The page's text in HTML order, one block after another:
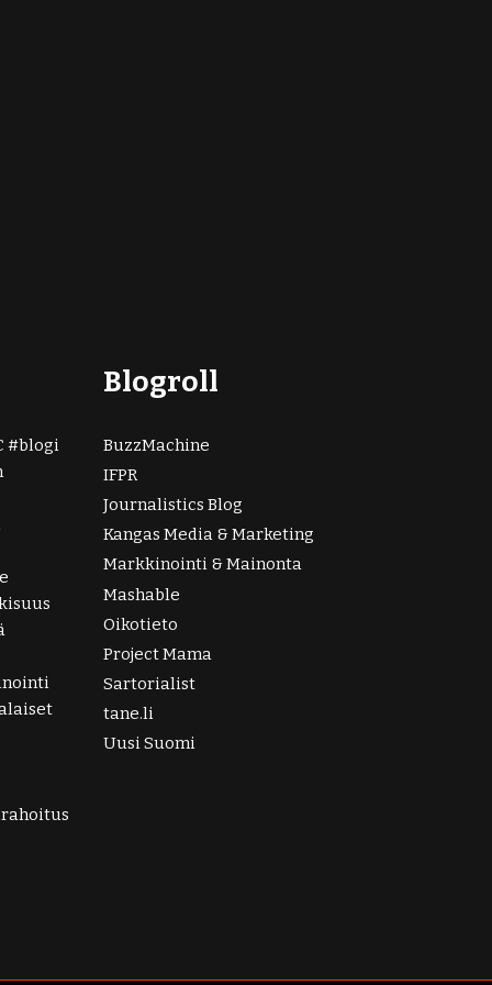
blogi
Blogroll
BuzzMachine
IFPR
Journalistics Blog
Kangas Media & Marketing
Markkinointi & Mainonta
Mashable
Oikotieto
Project Mama
Sartorialist
tane.li
Uusi Suomi